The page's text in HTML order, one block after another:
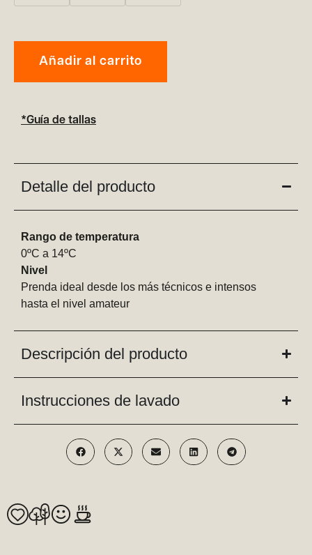
Añadir al carrito
*Guía de tallas
Detalle del producto
Rango de temperatura
0ºC a 14ºC
Nivel
Prenda ideal desde los más técnicos e intensos
hasta el nivel amateur
Descripción del producto
Instrucciones de lavado